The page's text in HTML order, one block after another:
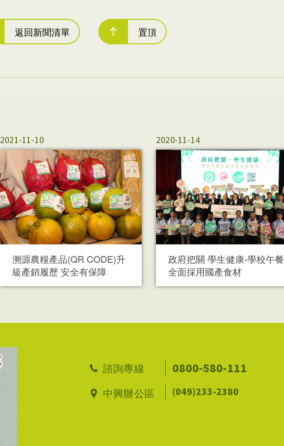
返回新聞清單 置頂
2021-11-10
溯源農糧產品(QR CODE)升
級產銷履歷 安全有保障
2020-11-14
政府把關 學生健康-學校午餐
全面採用國產食材
諮詢專線 0800-580-111
中興辦公區 (049)233-2380